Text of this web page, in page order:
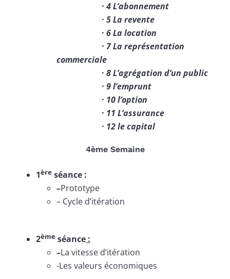
· 4 L’abonnement
· 5 La revente
· 6 La location
· 7 La représentation
commerciale
· 8 L’agrégation d’un public
· 9 l’emprunt
· 10 l’option
· 11 L’assurance
· 12 le capital
4ème Semaine
1ère séance :
–Prototype
– Cycle d’itération
2ème séance :
–La vitesse d’itération
-Les valeurs économiques